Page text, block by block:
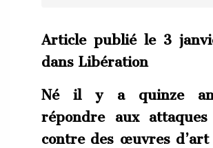
Article publié le 3
dans Libération
Né il y a quinze
répondre aux attaques
contre des œuvres